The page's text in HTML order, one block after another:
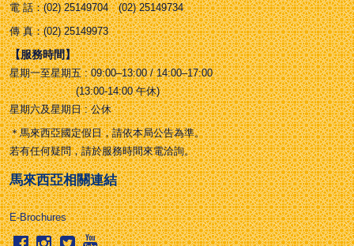
電 話：(02) 25149704 (02) 25149734
傳 真：(02) 25149973
【服務時間】
星期一至星期五 : 09:00–13:00 / 14:00–17:00
(13:00-14:00 午休)
星期六及星期日 : 公休
＊馬來西亞國定假日，請依本局公告為準。
若有任何疑問，請於服務時間來電洽詢。
馬來西亞相關連結
E-Brochures